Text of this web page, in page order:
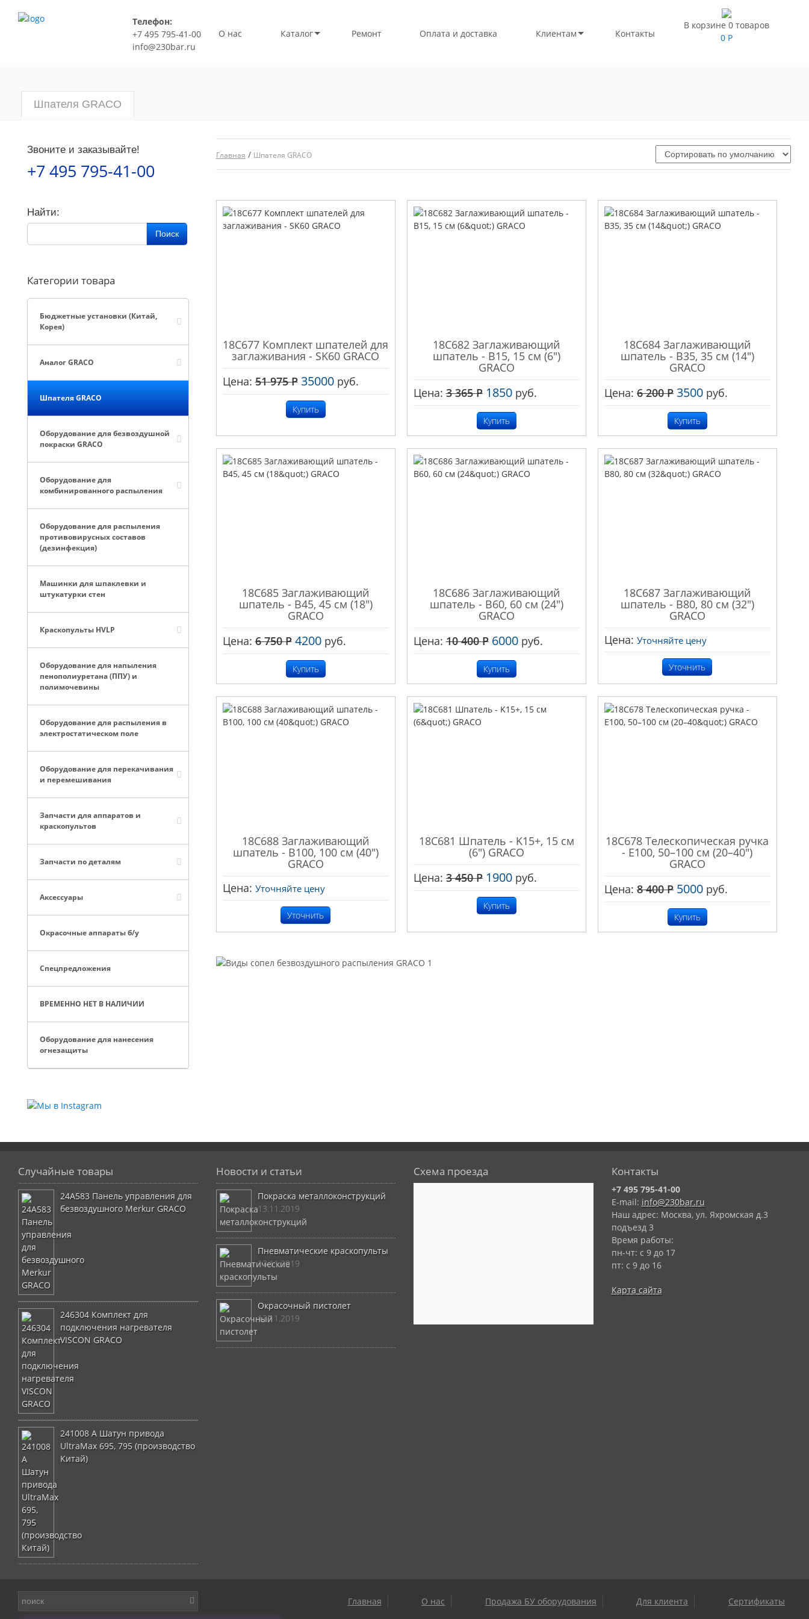
Телефон:
+7 495 795-41-00
info@230bar.ru
О нас Каталог Ремонт Оплата и доставка Клиентам Контакты
В корзине 0 товаров
0 Р
Шпателя GRACO
Звоните и заказывайте!
+7 495 795-41-00
Найти:
Поиск
Категории товара
Бюджетные установки (Китай,
Корея)
Аналог GRACO
Шпателя GRACO
Оборудование для безвоздушной
покраски GRACO
Оборудование для
комбинированного распыления
Оборудование для распыления
противовирусных составов
(дезинфекция)
Машинки для шпаклевки и
штукатурки стен
Краскопульты HVLP
Оборудование для напыления
пенополиуретана (ППУ) и
полимочевины
Оборудование для распыления в
электростатическом поле
Оборудование для перекачивания
и перемешивания
Запчасти для аппаратов и
краскопультов
Запчасти по деталям
Аксессуары
Окрасочные аппараты б/у
Спецпредложения
ВРЕМЕННО НЕТ В НАЛИЧИИ
Оборудование для нанесения
огнезащиты
Главная / Шпателя GRACO
18C677 Комплект шпателей для
заглаживания - SK60 GRACO
Цена:51 975Р 35000руб.
Купить
18C682 Заглаживающий
шпатель - B15, 15 см (6")
GRACO
Цена:3 365Р 1850руб.
Купить
18C684 Заглаживающий
шпатель - B35, 35 см (14")
GRACO
Цена: 6 200Р 3500руб.
Купить
18C685 Заглаживающий
шпатель - B45, 45 см (18")
GRACO
Цена:6 750Р 4200руб.
Купить
18C686 Заглаживающий
шпатель - B60, 60 см (24")
GRACO
Цена:10 400Р 6000руб.
Купить
18C687 Заглаживающий
шпатель - B80, 80 см (32")
GRACO
Цена: Уточняйте цену
Уточнить
18C688 Заглаживающий
шпатель - B100, 100 см (40")
GRACO
Цена: Уточняйте цену
Уточнить
18C681 Шпатель - K15+, 15 см
(6") GRACO
Цена:3 450Р 1900руб.
Купить
18C678 Телескопическая ручка
- E100, 50–100 см (20–40")
GRACO
Цена: 8 400Р 5000руб.
Купить
Случайные товары
24A583 Панель управления для
безвоздушного Merkur GRACO
246304 Комплект для
подключения нагревателя
VISCON GRACO
241008 A Шатун привода
UltraMax 695, 795 (производство
Китай)
Новости и статьи
Покраска металлоконструкций
13.11.2019
Пневматические краскопульты
13.11.2019
Окрасочный пистолет
13.11.2019
Схема проезда Контакты
+7 495 795-41-00
E-mail: info@230bar.ru
Наш адрес: Москва, ул. Яхромская д.3
подъезд 3
Время работы:
пн-чт: с 9 до 17
пт: с 9 до 16
Карта сайта
Главная О нас Продажа БУ оборудования Для клиента
Сертификаты